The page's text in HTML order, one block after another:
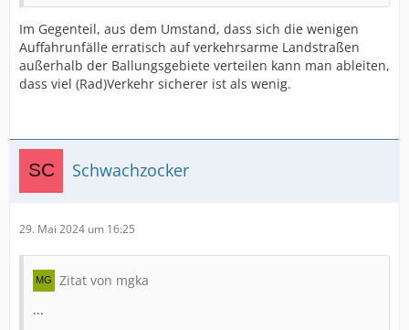
Im Gegenteil, aus dem Umstand, dass sich die wenigen
Auffahrunfälle erratisch auf verkehrsarme Landstraßen
außerhalb der Ballungsgebiete verteilen kann man ableiten,
dass viel (Rad)Verkehr sicherer ist als wenig.
Schwachzocker
29. Mai 2024 um 16:25
Zitat von mgka
...